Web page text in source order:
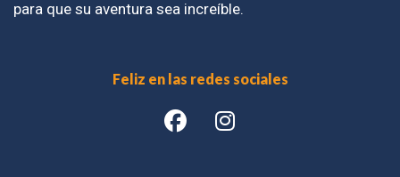
para que su aventura sea increíble.
Feliz en las redes sociales